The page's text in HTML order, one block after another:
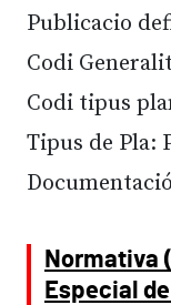
Publicacio
Codi
Codi tipus
Tipus de Pla:
Normativa
Especial